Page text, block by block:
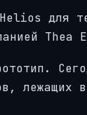
для
Thea
лежащих